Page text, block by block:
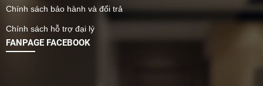
Chính sách bảo hành và đổi trả
Chính sách hỗ trợ đại lý
FANPAGE FACEBOOK